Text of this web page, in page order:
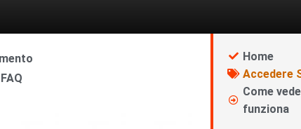
Home
Accedere
Come
funziona